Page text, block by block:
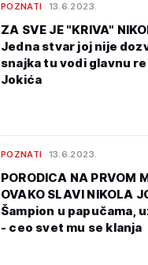
POZNATI 13.6.2023.
ZA SVE JE "KRIVA"
Jedna stvar joj nije
snajka tu vodi glavnu
Jokića
POZNATI 13.6.2023.
PORODICA NA PRVOM
OVAKO SLAVI NIKOLA
Šampion u papučama,
- ceo svet mu se klanja